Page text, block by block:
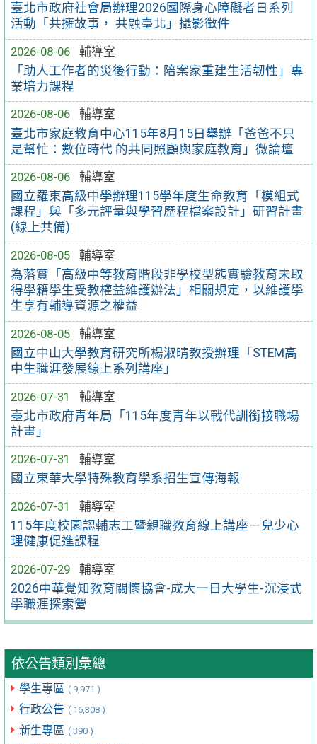
臺北市政府社會局辦理2026國際身心障礙者日系列
活動「共擁故事， 共融臺北」攝影徵件
2026-08-06
輔導室
「助人工作者的災後行動：陪案家重建生活韌性」專
業培力課程
2026-08-06
輔導室
臺北市家庭教育中心115年8月15日舉辦「爸爸不只
是幫忙：數位時代 的共同照顧與家庭教育」微論壇
2026-08-06
輔導室
國立羅東高級中學辦理115學年度生命教育「模組式
課程」與「多元評量與學習歷程檔案設計」研習計畫
(線上共備)
2026-08-05
輔導室
為落實「高級中等教育階段非學校型態實驗教育未取
得學籍學生受教權益維護辦法」相關規定，以維護學
生享有輔導資源之權益
2026-08-05
輔導室
國立中山大學教育研究所楊淑晴教授辦理「STEM高
中生職涯發展線上系列講座」
2026-07-31
輔導室
臺北市政府青年局「115年度青年以戰代訓銜接職場
計畫」
2026-07-31
輔導室
國立東華大學特殊教育學系招生宣傳海報
2026-07-31
輔導室
115年度校園認輔志工暨親職教育線上講座－兒少心
理健康促進課程
2026-07-29
輔導室
2026中華覺知教育關懷協會-成大一日大學生-沉浸式
學職涯探索營
依公告類別彙總
學生專區 ( 9,971 )
行政公告 ( 16,308 )
新生專區 ( 390 )